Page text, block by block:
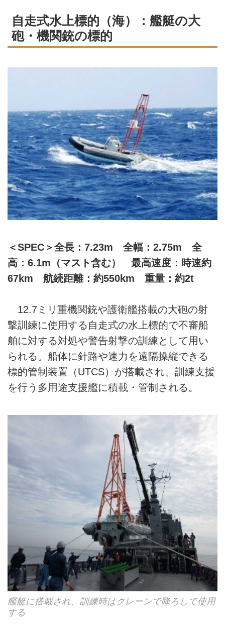
自走式水上標的（海）：艦艇の大
砲・機関銃の標的
＜SPEC＞全長：7.23m 全幅：2.75m 全
高：6.1m（マスト含む） 最高速度：時速約
67km 航続距離：約550km 重量：約2t
12.7ミリ重機関銃や護衛艦搭載の大砲の射
撃訓練に使用する自走式の水上標的で不審船
舶に対する対処や警告射撃の訓練として用い
られる。船体に針路や速力を遠隔操縦できる
標的管制装置（UTCS）が搭載され、訓練支援
を行う多用途支援艦に積載・管制される。
艦艇に搭載され、訓練時はクレーンで降ろして使用
する